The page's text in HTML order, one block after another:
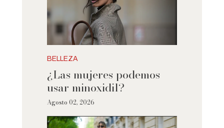
BELLEZA
¿Las mujeres podemos
usar minoxidil?
Agosto 02, 2026